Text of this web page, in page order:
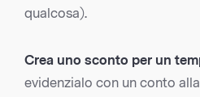
qualcosa).
Crea uno sconto per un
evidenzialo con un conto